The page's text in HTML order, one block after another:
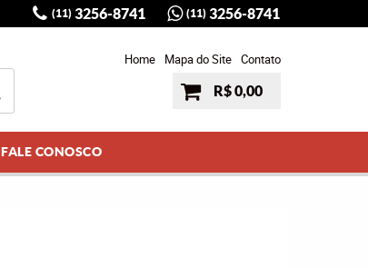
(11) 3256-8741 (11) 3256-8741
Home Mapa do Site Contato
R$ 0,00
FALE CONOSCO